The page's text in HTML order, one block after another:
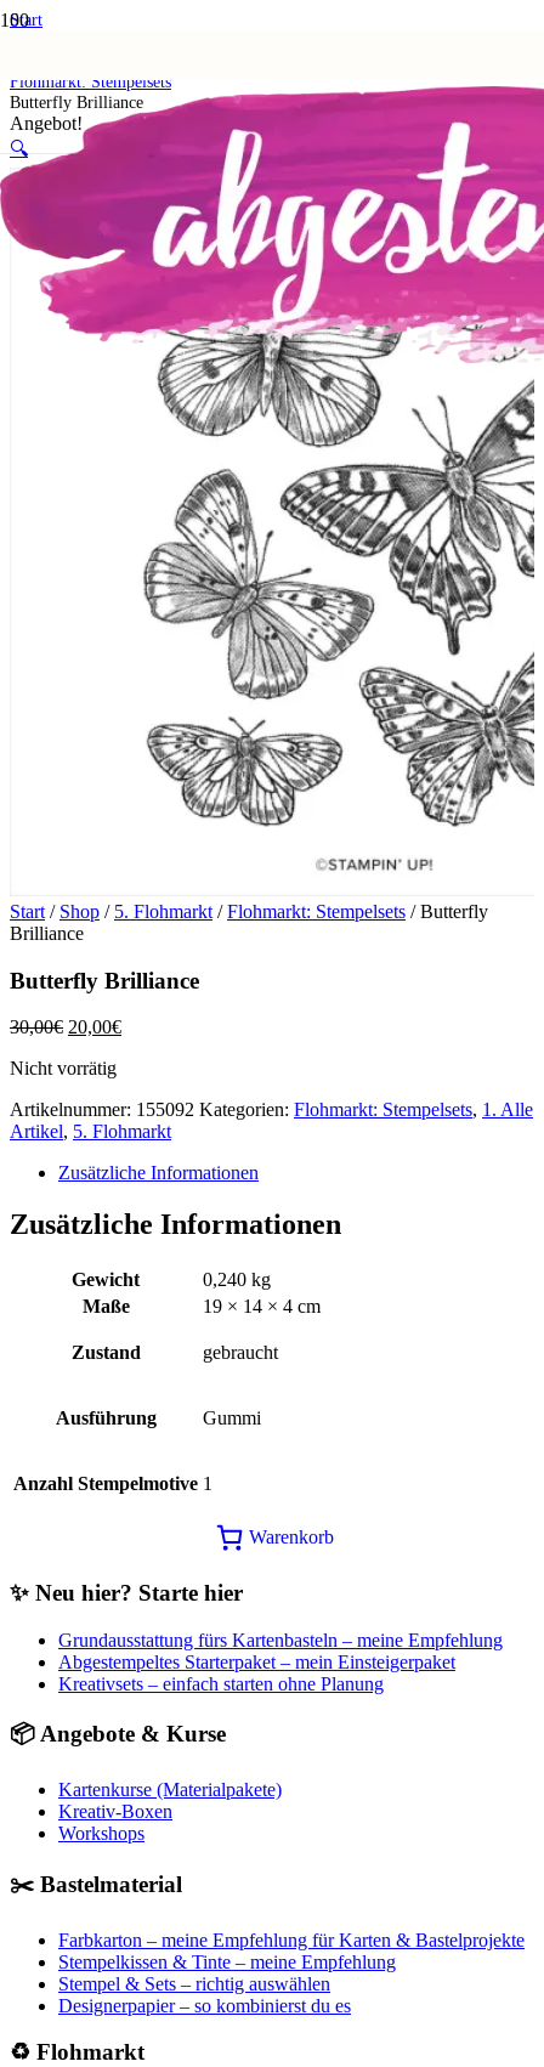
Start
Flohmarkt: Stempelsets
Butterfly Brilliance
Angebot!
🔍
Start / Shop / 5. Flohmarkt /Flohmarkt: Stempelsets / Butterfly
Brilliance
Butterfly Brilliance
30,00€ Ursprünglicher
war:
20,00€Aktueller
Nicht vorrätig
Artikelnummer: 155092 Kategorien: Flohmarkt: Stempelsets, 1. Alle
Artikel, 5. Flohmarkt
Zusätzliche Informationen
Zusätzliche Informationen
Gewicht
0,240 kg
Maße
19 × 14 × 4 cm
Zustand gebraucht
Ausführung Gummi
Anzahl Stempelmotive 1
Warenkorb
✨ Neu hier? Starte hier
Grundausstattung fürs Kartenbasteln – meine Empfehlung
Abgestempeltes Starterpaket – mein Einsteigerpaket
Kreativsets – einfach starten ohne Planung
📦 Angebote & Kurse
Kartenkurse (Materialpakete)
Kreativ-Boxen
Workshops
✂️ Bastelmaterial
Farbkarton – meine Empfehlung für Karten & Bastelprojekte
Stempelkissen & Tinte – meine Empfehlung
Stempel & Sets – richtig auswählen
Designerpapier – so kombinierst du es
♻️ Flohmarkt